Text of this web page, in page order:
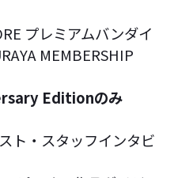
プレミアムバンダイ
MEMBERSHIP
Editionのみ
ト・スタッフインタビ